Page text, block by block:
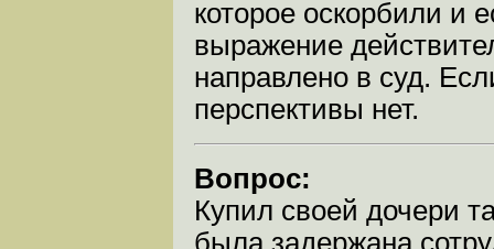
которое оскорбили и
выражение
направлено в суд.
перспективы нет.
Вопрос:
Купил своей дочери
была задержана